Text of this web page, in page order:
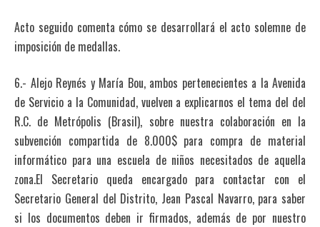
Acto seguido comenta cómo se desarrollará el acto solemne de
imposición de medallas.
6.- Alejo Reynés y María Bou, ambos pertenecientes a la Avenida
de Servicio a la Comunidad, vuelven a explicarnos el tema del del
R.C. de Metrópolis (Brasil), sobre nuestra colaboración en la
subvención compartida de 8.000$ para compra de material
informático para una escuela de niños necesitados de aquella
zona.El Secretario queda encargado para contactar con el
Secretario General del Distrito, Jean Pascal Navarro, para saber
si los documentos deben ir firmados, además de por nuestro